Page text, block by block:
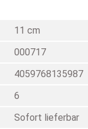
11 cm
000717
4059768135987
6
Sofort lieferbar